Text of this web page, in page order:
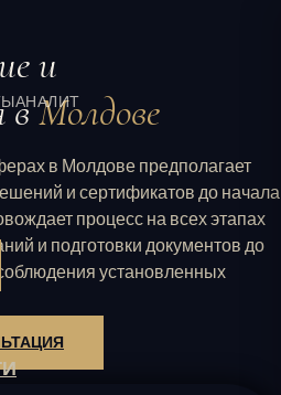
АНАЛИТИКА
и
вМолдове
в Молдове предполагает
и сертификатов до начала
процесс на всех этапах
и подготовки документов до
установленных